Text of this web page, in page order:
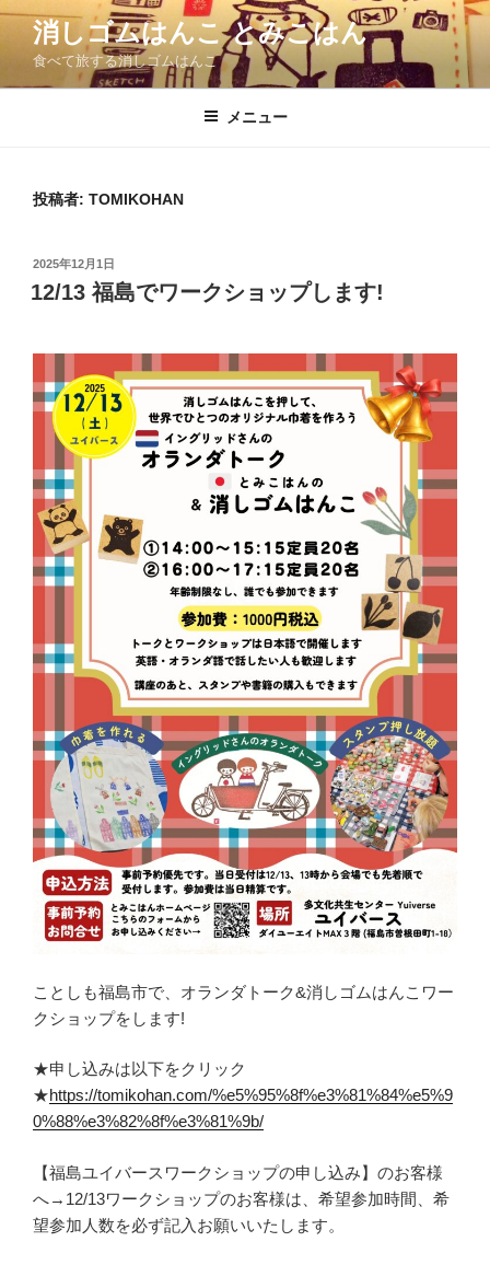
コ
ン
消しゴムはんこ とみこはん
食べて旅する消しゴムはんこ
メニュー
投稿者: TOMIKOHAN
投
稿
日:
2025年12月1日
12/13 福島でワークショップします!
ことしも福島市で、オランダトーク&消しゴムはんこワー
クショップをします!
★申し込みは以下をクリック
★https://tomikohan.com/%e5%95%8f%e3%81%84%e5%9
0%88%e3%82%8f%e3%81%9b/
【福島ユイバースワークショップの申し込み】のお客様
へ→12/13ワークショップのお客様は、希望参加時間、希
望参加人数を必ず記入お願いいたします。